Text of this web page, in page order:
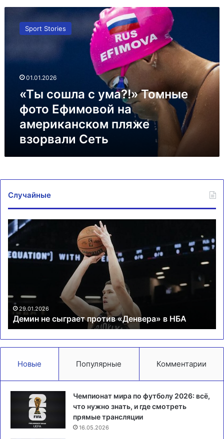
сошла
Ефимовой
американском
пляже
взорвали
Sport Stories
01.01.2026
«Ты сошла с ума?!» Томные
фото Ефимовой на
американском пляже
взорвали Сеть
Случайные
Демин
не
сыграет
против
29.01.2026
Демин не сыграет против «Денвера» в НБА
Новые Популярные Комментарии
Чемпионат мира по футболу 2026: всё,
что нужно знать, и где смотреть
прямые трансляции
16.05.2026